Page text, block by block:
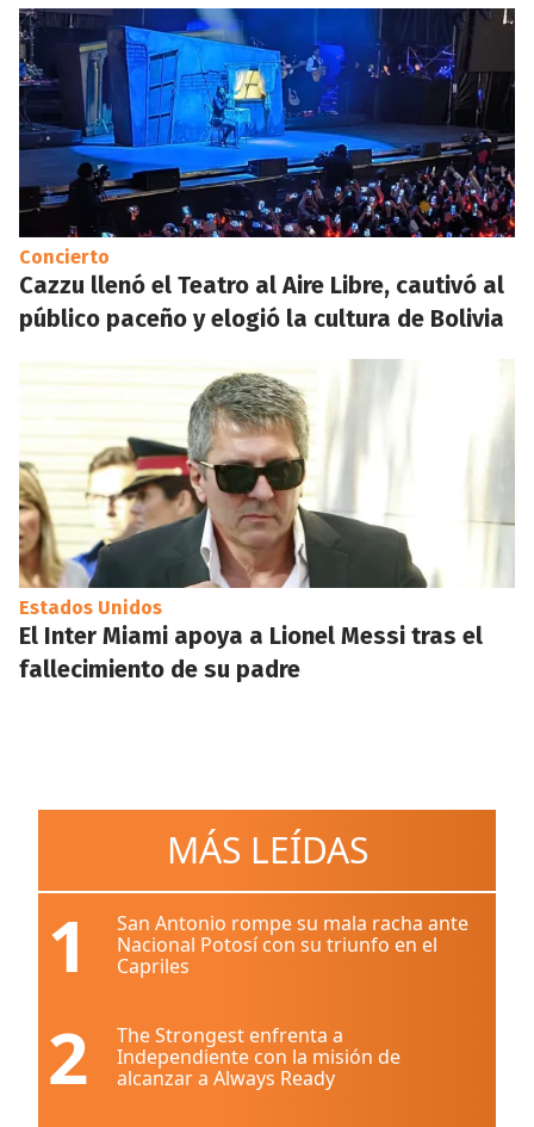
Concierto
Cazzu llenó el Teatro al Aire Libre, cautivó al
público paceño y elogió la cultura de Bolivia
Estados Unidos
El Inter Miami apoya a Lionel Messi tras el
fallecimiento de su padre
MÁS LEÍDAS
1
San Antonio rompe su mala racha ante
Nacional Potosí con su triunfo en el
Capriles
2
The Strongest enfrenta a
Independiente con la misión de
alcanzar a Always Ready